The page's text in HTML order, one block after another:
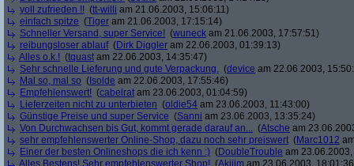
voll zufrieden !! (tt-willi am 21.06.2003, 15:06:11)
einfach spitze (Tiger am 21.06.2003, 17:15:14)
Schneller Versand, super Service! (wuneck am 21.06.2003, 17:57:51)
reibungsloser ablauf(Dirk Diggler am 22.06.2003, 01:39:13)
Alles o.k.! (tquast am 22.06.2003, 14:35:47)
Sehr schnelle Lieferung und gute Verpackung. (device am 22.06.2003,
Mal so, mal so ( Isolde am 22.06.2003, 17:55:46)
Empfehlenswert! (cabelrat am 23.06.2003, 01:04:59)
Lieferzeiten nicht zu unterbieten (oldie54 am 23.06.2003, 11:43:00)
Günstige Preise und super Service (Sanni am 23.06.2003, 13:35:24)
Von Durchwachsen bis Gut, kommt gerade darauf an... (Atsche am
sehr empfehlenswerter Online-Shop, dazu noch sehr preiswert (Marc1012
Einer der besten Onlineshops die ich kenn :) (DoubleTrouble am
Alles Bestens! Sehr empfehlenswerter Shop! (Akiiim am 23.06.2003,